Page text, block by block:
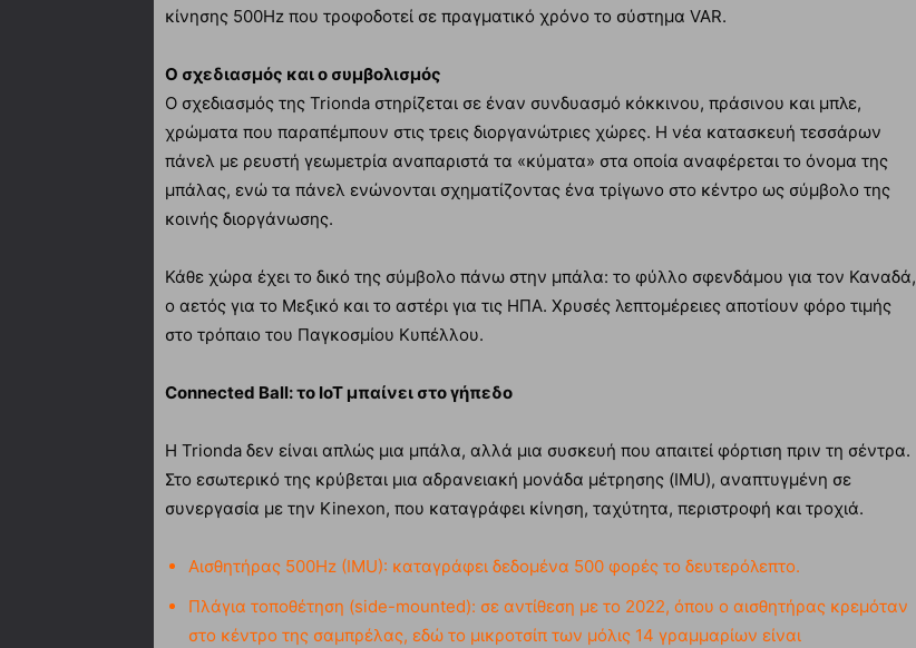
κίνησης 500Hz που τροφοδοτεί σε πραγματικό χρόνο το σύστημα VAR.
Ο σχεδιασμός και ο συμβολισμός
Ο σχεδιασμός της Trionda στηρίζεται σε έναν συνδυασμό κόκκινου, πράσινου και μπλε,
χρώματα που παραπέμπουν στις τρεις διοργανώτριες χώρες. Η νέα κατασκευή τεσσάρων
πάνελ με ρευστή γεωμετρία αναπαριστά τα «κύματα» στα οποία αναφέρεται το όνομα της
μπάλας, ενώ τα πάνελ ενώνονται σχηματίζοντας ένα τρίγωνο στο κέντρο ως σύμβολο της
κοινής διοργάνωσης.
Κάθε χώρα έχει το δικό της σύμβολο πάνω στην μπάλα: το φύλλο σφενδάμου για τον Καναδά,
ο αετός για το Μεξικό και το αστέρι για τις ΗΠΑ. Χρυσές λεπτομέρειες αποτίουν φόρο τιμής
στο τρόπαιο του Παγκοσμίου Κυπέλλου.
Connected Ball: το IoT μπαίνει στο γήπεδο
Η Trionda δεν είναι απλώς μια μπάλα, αλλά μια συσκευή που απαιτεί φόρτιση πριν τη σέντρα.
Στο εσωτερικό της κρύβεται μια αδρανειακή μονάδα μέτρησης (IMU), αναπτυγμένη σε
συνεργασία με την Kinexon, που καταγράφει κίνηση, ταχύτητα, περιστροφή και τροχιά.
Αισθητήρας 500Hz (IMU): καταγράφει δεδομένα 500 φορές το δευτερόλεπτο.
Πλάγια τοποθέτηση (side-mounted): σε αντίθεση με το 2022, όπου ο αισθητήρας κρεμόταν
στο κέντρο της σαμπρέλας, εδώ το μικροτσίπ των μόλις 14 γραμμαρίων είναι